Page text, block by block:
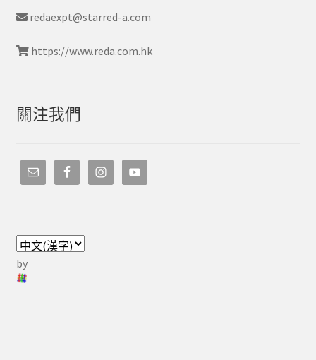
redaexpt@starred-a.com
https://www.reda.com.hk
關注我們
by